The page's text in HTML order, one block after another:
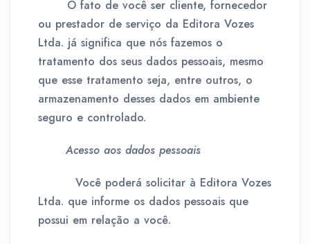
O fato de você ser cliente, fornecedor
ou prestador de serviço da Editora Vozes
Ltda. já significa que nós fazemos o
tratamento dos seus dados pessoais, mesmo
que esse tratamento seja, entre outros, o
armazenamento desses dados em ambiente
seguro e controlado.
Acesso aos dados pessoais
Você poderá solicitar à Editora Vozes
Ltda. que informe os dados pessoais que
possui em relação a você.